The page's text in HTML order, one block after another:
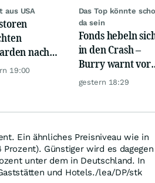
aus USA
nach
um
19:00
Das Top könnte
da sein
Fonds hebeln
in den Crash –
Burry warnt vor
einem Absturz wie
gestern 18:29
Ein ähnliches Preisniveau wie in
Günstiger wird es dagegen
unter dem in Deutschland. In
und Hotels./lea/DP/stk